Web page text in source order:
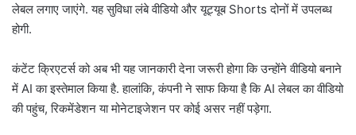
लेबल लगाए जाएंगे. यह सुविधा लंबे वीडियो और यूट्यूब Shorts दोनों में उपलब्ध
होगी.
कंटेंट क्रिएटर्स को अब भी यह जानकारी देना जरूरी होगा कि उन्होंने वीडियो बनाने
में AI का इस्तेमाल किया है. हालांकि, कंपनी ने साफ किया है कि AI लेबल का वीडियो
की पहुंच, रिकमेंडेशन या मोनेटाइजेशन पर कोई असर नहीं पड़ेगा.